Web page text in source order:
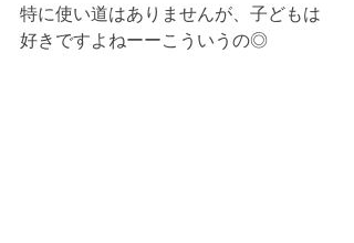
特に使い道はありませんが、子どもは
好きですよねーーこういうの◎